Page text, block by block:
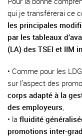
qui je transférerai ce
les principales
par les tableaux
(LA) des TSEI et IIM
• Comme pour les
sur l’aspect des
corps adapté à la
des employeurs,
• la fluidité
promotions inter-